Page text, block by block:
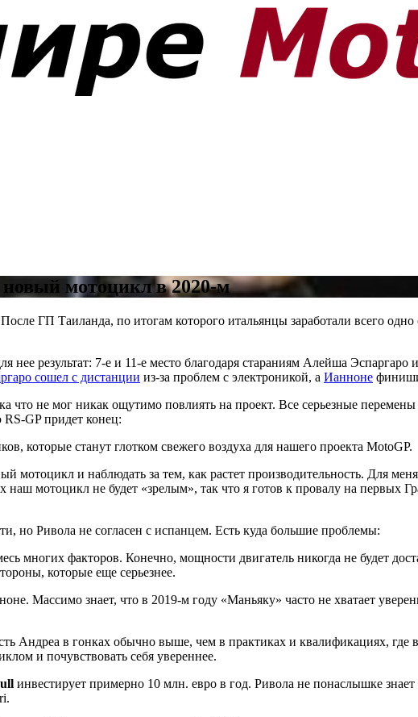
мотоцикл в 2020-м
ГП Таиланда, по итогам которого итальянцы заработали всего
нее результат: 7-е и 11-е место благодаря стараниям Алейша
сошел с дистанции из-за проблем с электроникой, а Ианноне
что не мог никак ощутимо повлиять на проект. Все серьезные
GP придет конец:
которые станут глотком свежего воздуха для нашего проекта MotoGP.
и наблюдать за тем, как растет производительность. Для
мотоцикл не будет «зрелым», так что я готов к провалу на первых
но Ривола не согласен с испанцем. Есть куда большие проблемы:
многих факторов. Конечно, мощности двигатель никогда не будет
которые еще серьезнее.
Массимо знает, что в 2019-м году «Маньяку» часто не хватает
Андреа в гонках обычно выше, чем в практиках и квалификациях, где
и почувствовать себя увереннее.
инвестирует примерно 10 млн. евро в год. Ривола не понаслышке